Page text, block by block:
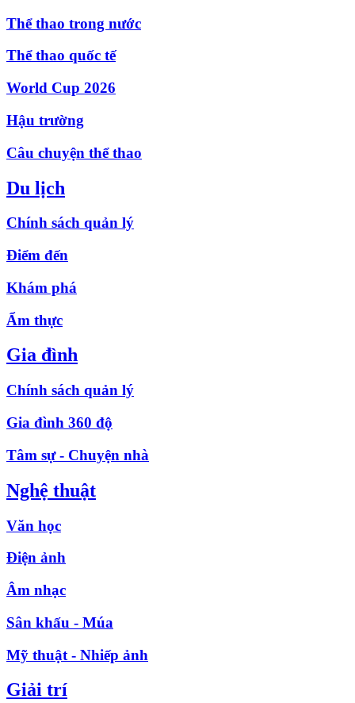
Thể thao trong nước
Thể thao quốc tế
World Cup 2026
Hậu trường
Câu chuyện thể thao
Du lịch
Chính sách quản lý
Điểm đến
Khám phá
Ẩm thực
Gia đình
Chính sách quản lý
Gia đình 360 độ
Tâm sự - Chuyện nhà
Nghệ thuật
Văn học
Điện ảnh
Âm nhạc
Sân khấu - Múa
Mỹ thuật - Nhiếp ảnh
Giải trí